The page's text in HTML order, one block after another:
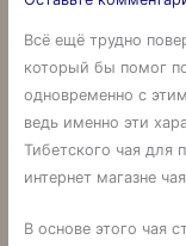
Всё ещё трудно
который бы помог
одновременно с
ведь именно эти
Тибетского чая для
интернет магазне
В основе этого чая